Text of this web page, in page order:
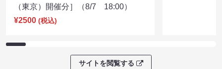
（東京）開催分］（8/7 18:00）
¥2500 (税込)
サイトを閲覧する